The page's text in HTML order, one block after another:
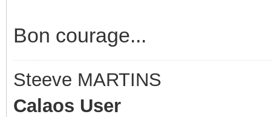
Bon courage...
Steeve MARTINS
Calaos User